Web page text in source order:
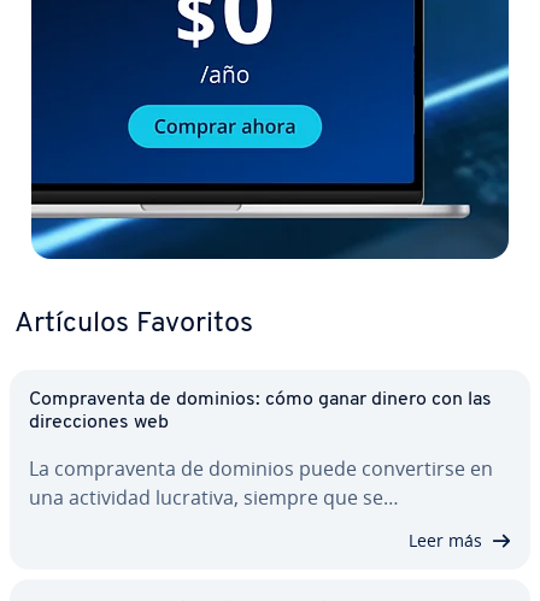
Artículos Favoritos
Co­m­pra­ve­n­ta de dominios: cómo ganar dinero con las
di­re­c­cio­nes web
La co­m­pra­ve­n­ta de dominios puede co­n­ve­r­ti­r­se en
una actividad lucrativa, siempre que se…
Leer más